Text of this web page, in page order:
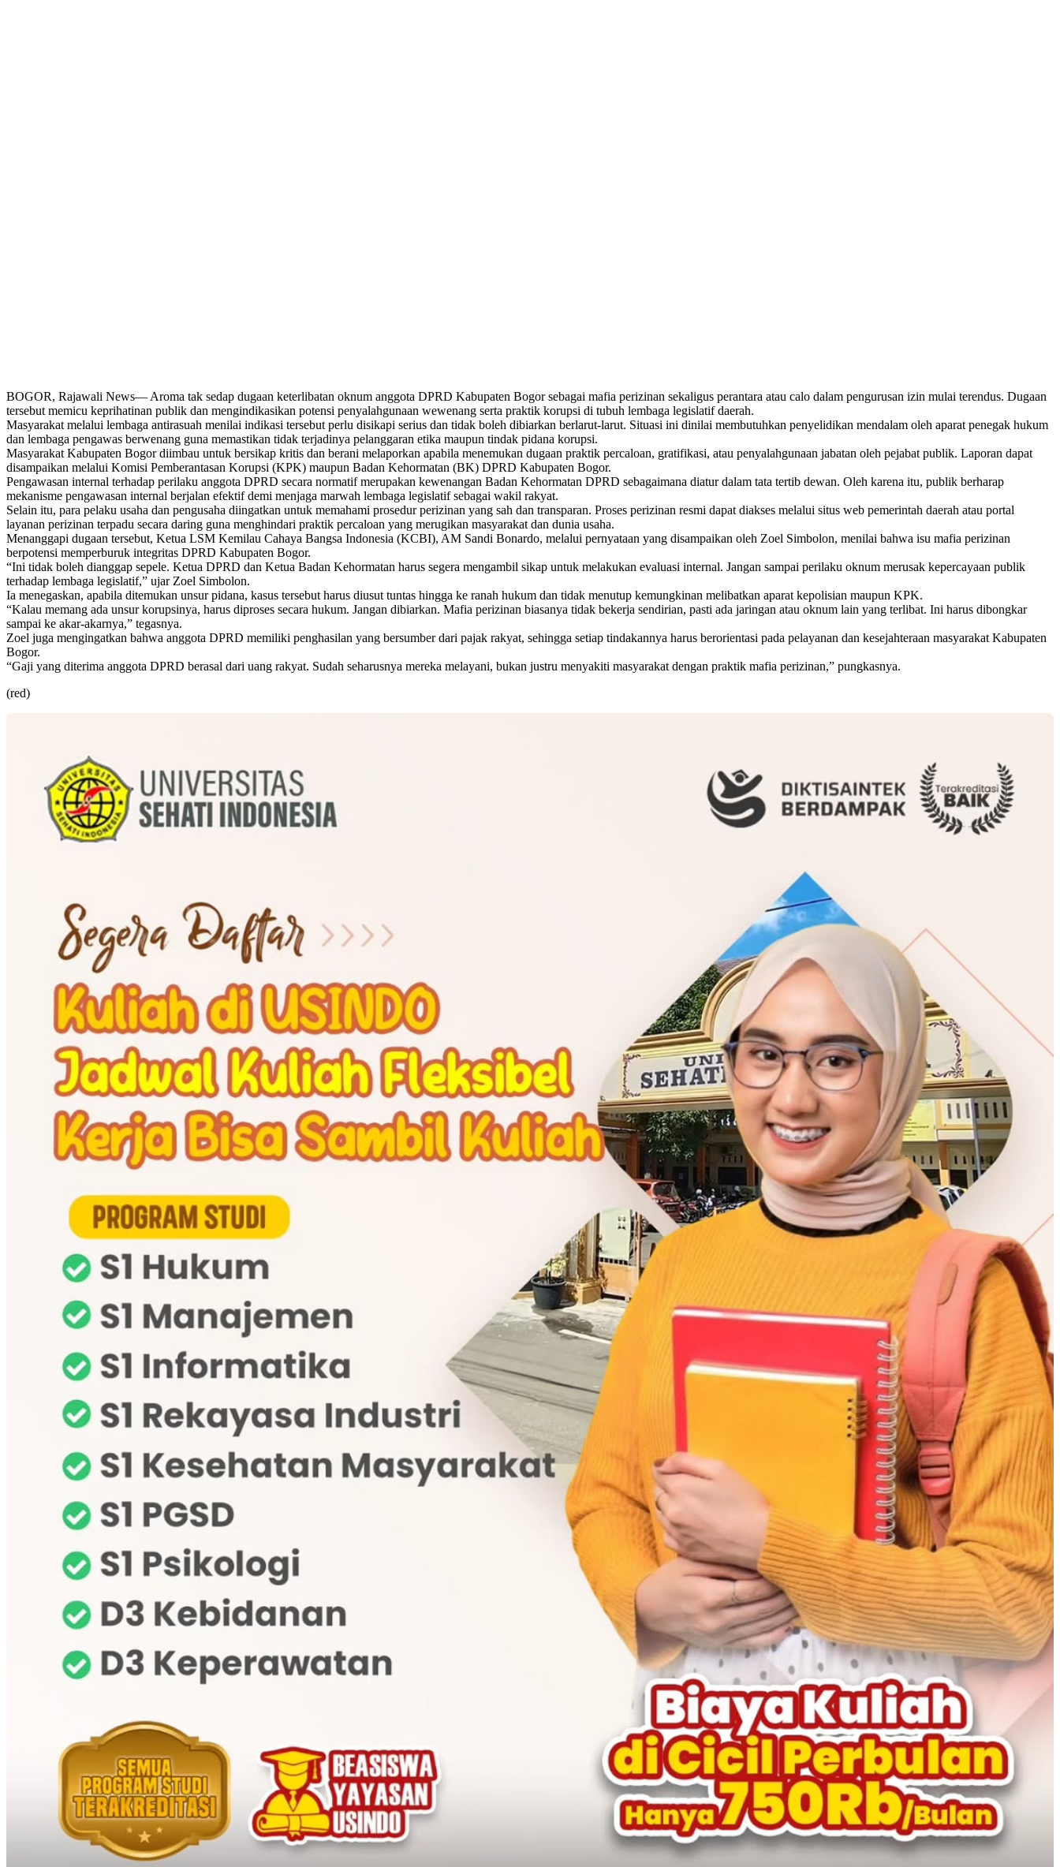
BOGOR, Rajawali News— Aroma tak sedap dugaan keterlibatan oknum anggota DPRD Kabupaten Bogor sebagai mafia perizinan sekaligus perantara atau calo dalam pengurusan izin mulai terendus. Dugaan
tersebut memicu keprihatinan publik dan mengindikasikan potensi penyalahgunaan wewenang serta praktik korupsi di tubuh lembaga legislatif daerah.
Masyarakat melalui lembaga antirasuah menilai indikasi tersebut perlu disikapi serius dan tidak boleh dibiarkan berlarut-larut. Situasi ini dinilai membutuhkan penyelidikan mendalam oleh aparat penegak hukum
dan lembaga pengawas berwenang guna memastikan tidak terjadinya pelanggaran etika maupun tindak pidana korupsi.
Masyarakat Kabupaten Bogor diimbau untuk bersikap kritis dan berani melaporkan apabila menemukan dugaan praktik percaloan, gratifikasi, atau penyalahgunaan jabatan oleh pejabat publik. Laporan dapat
disampaikan melalui Komisi Pemberantasan Korupsi (KPK) maupun Badan Kehormatan (BK) DPRD Kabupaten Bogor.
Pengawasan internal terhadap perilaku anggota DPRD secara normatif merupakan kewenangan Badan Kehormatan DPRD sebagaimana diatur dalam tata tertib dewan. Oleh karena itu, publik berharap
mekanisme pengawasan internal berjalan efektif demi menjaga marwah lembaga legislatif sebagai wakil rakyat.
Selain itu, para pelaku usaha dan pengusaha diingatkan untuk memahami prosedur perizinan yang sah dan transparan. Proses perizinan resmi dapat diakses melalui situs web pemerintah daerah atau portal
layanan perizinan terpadu secara daring guna menghindari praktik percaloan yang merugikan masyarakat dan dunia usaha.
Menanggapi dugaan tersebut, Ketua LSM Kemilau Cahaya Bangsa Indonesia (KCBI), AM Sandi Bonardo, melalui pernyataan yang disampaikan oleh Zoel Simbolon, menilai bahwa isu mafia perizinan
berpotensi memperburuk integritas DPRD Kabupaten Bogor.
“Ini tidak boleh dianggap sepele. Ketua DPRD dan Ketua Badan Kehormatan harus segera mengambil sikap untuk melakukan evaluasi internal. Jangan sampai perilaku oknum merusak kepercayaan publik
terhadap lembaga legislatif,” ujar Zoel Simbolon.
Ia menegaskan, apabila ditemukan unsur pidana, kasus tersebut harus diusut tuntas hingga ke ranah hukum dan tidak menutup kemungkinan melibatkan aparat kepolisian maupun KPK.
“Kalau memang ada unsur korupsinya, harus diproses secara hukum. Jangan dibiarkan. Mafia perizinan biasanya tidak bekerja sendirian, pasti ada jaringan atau oknum lain yang terlibat. Ini harus dibongkar
sampai ke akar-akarnya,” tegasnya.
Zoel juga mengingatkan bahwa anggota DPRD memiliki penghasilan yang bersumber dari pajak rakyat, sehingga setiap tindakannya harus berorientasi pada pelayanan dan kesejahteraan masyarakat Kabupaten
Bogor.
“Gaji yang diterima anggota DPRD berasal dari uang rakyat. Sudah seharusnya mereka melayani, bukan justru menyakiti masyarakat dengan praktik mafia perizinan,” pungkasnya.
(red)